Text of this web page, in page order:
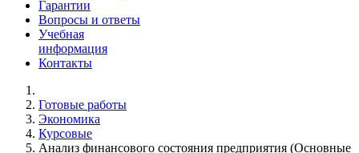
Гарантии
Вопросы и ответы
Учебная
информация
Контакты
Готовые работы
Экономика
Курсовые
Анализ финансового состояния предприятия (Основные